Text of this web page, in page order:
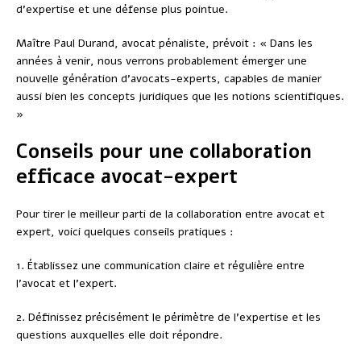
d’expertise et une défense plus pointue.
Maître Paul Durand, avocat pénaliste, prévoit : « Dans les
années à venir, nous verrons probablement émerger une
nouvelle génération d’avocats-experts, capables de manier
aussi bien les concepts juridiques que les notions scientifiques.
»
Conseils pour une collaboration
efficace avocat-expert
Pour tirer le meilleur parti de la collaboration entre avocat et
expert, voici quelques conseils pratiques :
1. Établissez une communication claire et régulière entre
l’avocat et l’expert.
2. Définissez précisément le périmètre de l’expertise et les
questions auxquelles elle doit répondre.